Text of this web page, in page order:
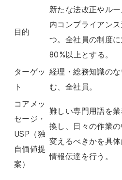
目的
新たな法改正やル
内コンプライアン
つ。全社員の制度
80%以上とする。
ターゲッ
ト
経理・総務知識の
む、全社員。
コアメッ
セージ・
USP（独
自価値提
案）
難しい専門用語を
換し、日々の作業の
変えるべきかを具
情報伝達を行う。